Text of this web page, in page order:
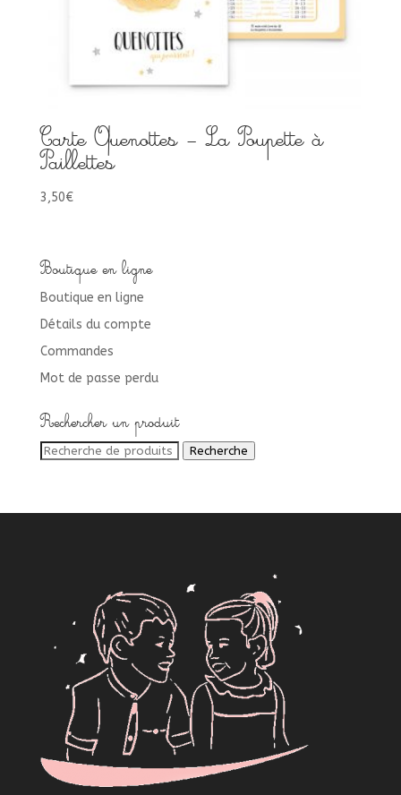
Carte Quenottes – La Poupette à
Paillettes
3,50€
Boutique en ligne
Boutique en ligne
Détails du compte
Commandes
Mot de passe perdu
Rechercher un produit
Recherche
Recherche